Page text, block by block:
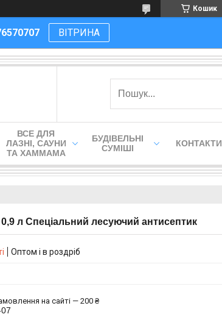
Кошик
ВІТРИНА
ВСЕ ДЛЯ
ЛАЗНІ, САУНИ
ТА ХАММАМА
БУДІВЕЛЬНІ
СУМІШІ
КОНТАКТИ
0,9 л Спеціальний лесуючий антисептик
Оптом і в роздріб
на сайті — 200 ₴